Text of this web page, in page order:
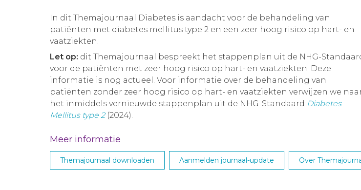
In dit Themajournaal Diabetes is aandacht voor de behandeling van
patiënten met diabetes mellitus type 2 en een zeer hoog risico op hart- en
vaatziekten.
Let op: dit Themajournaal bespreekt het stappenplan uit de NHG-
voor de patiënten met zeer hoog risico op hart- en vaatziekten. Deze
informatie is nog actueel. Voor informatie over de behandeling van
patiënten zonder zeer hoog risico op hart- en vaatziekten verwijzen we
het inmiddels vernieuwde stappenplan uit de NHG-Standaard Diabetes
Mellitus type 2(2024).
Meer informatie
Themajournaal downloaden Aanmelden journaal-update Over